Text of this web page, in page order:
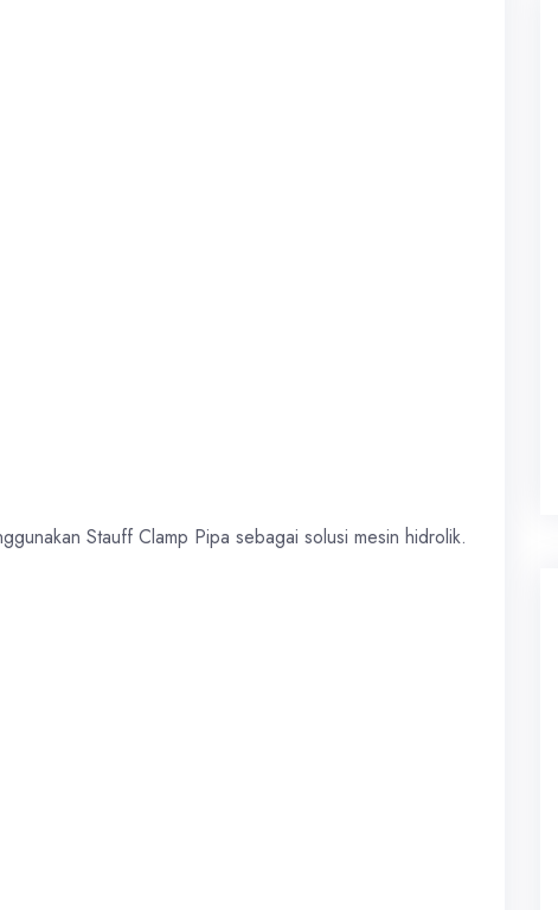
Stauff Clamp Pipa sebagai solusi mesin hidrolik.